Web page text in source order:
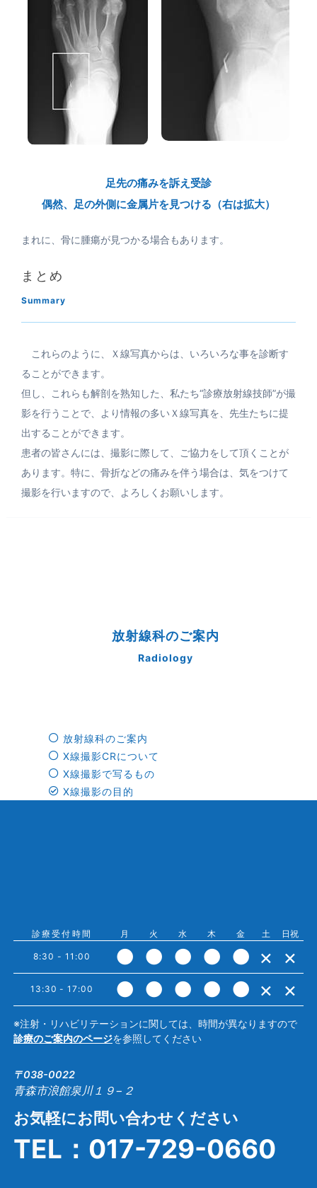
足先の痛みを訴え受診
偶然、足の外側に金属片を見つける（右は拡大）
まれに、骨に腫瘍が見つかる場合もあります。
まとめ
Summary
これらのように、Ｘ線写真からは、いろいろな事を診断す
ることができます。
但し、これらも解剖を熟知した、私たち“診療放射線技師”が撮
影を行うことで、より情報の多いＸ線写真を、先生たちに提
出することができます。
患者の皆さんには、撮影に際して、ご協力をして頂くことが
あります。特に、骨折などの痛みを伴う場合は、気をつけて
撮影を行いますので、よろしくお願いします。
放射線科のご案内
Radiology
放射線科のご案内
X線撮影CRについて
X線撮影で写るもの
X線撮影の目的
診療受付時間 月 火 水 木 金 土 日祝
8:30 - 11:00 ● ● ● ● ● × ×
13:30 - 17:00 ● ● ● ● ● × ×
※注射・リハビリテーションに関しては、時間が異なりますので
診療のご案内のページを参照してください
〒038-0022
青森市浪館泉川１９−２
お気軽にお問い合わせください
TEL： 017-729-0660